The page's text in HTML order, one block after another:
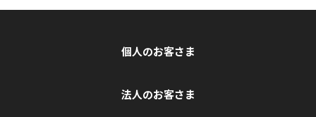
個人のお客さま
法人のお客さま